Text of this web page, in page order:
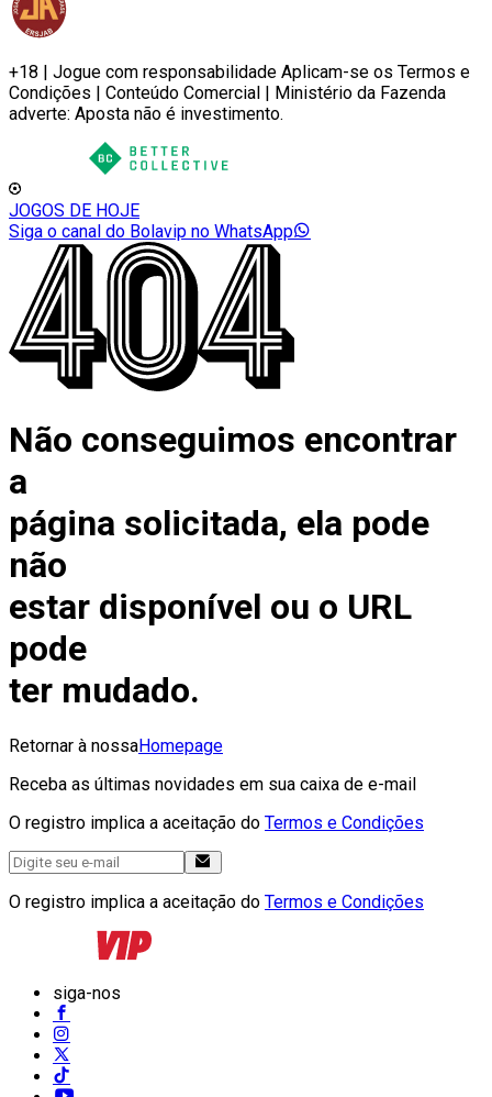
+18 | Jogue com responsabilidade Aplicam-se os Termos e
Condições | Conteúdo Comercial | Ministério da Fazenda
adverte: Aposta não é investimento.
JOGOS DE HOJE
Siga o canal do Bolavip no WhatsApp
Não conseguimos encontrar
a
página solicitada, ela pode
não
estar disponível ou o URL
pode
ter mudado.
Retornar à nossaHomepage
Receba as últimas novidades em sua caixa de e-mail
O registro implica a aceitação do Termos e Condições
O registro implica a aceitação do Termos e Condições
siga-nos